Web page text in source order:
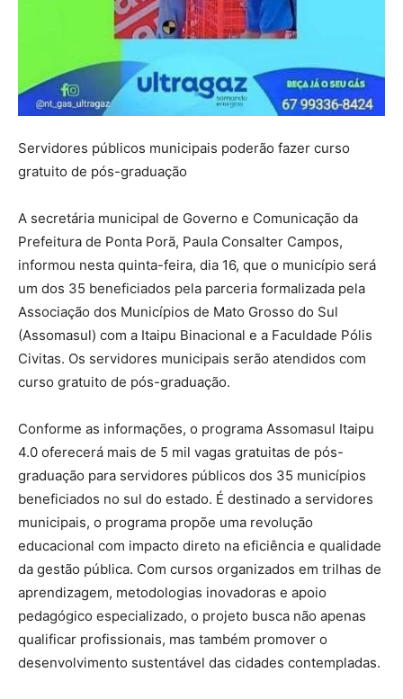
Servidores públicos municipais poderão fazer curso
gratuito de pós-graduação
A secretária municipal de Governo e Comunicação da
Prefeitura de Ponta Porã, Paula Consalter Campos,
informou nesta quinta-feira, dia 16, que o município será
um dos 35 beneficiados pela parceria formalizada pela
Associação dos Municípios de Mato Grosso do Sul
(Assomasul) com a Itaipu Binacional e a Faculdade Pólis
Civitas. Os servidores municipais serão atendidos com
curso gratuito de pós-graduação.
Conforme as informações, o programa Assomasul Itaipu
4.0 oferecerá mais de 5 mil vagas gratuitas de pós-
graduação para servidores públicos dos 35 municípios
beneficiados no sul do estado. É destinado a servidores
municipais, o programa propõe uma revolução
educacional com impacto direto na eficiência e qualidade
da gestão pública. Com cursos organizados em trilhas de
aprendizagem, metodologias inovadoras e apoio
pedagógico especializado, o projeto busca não apenas
qualificar profissionais, mas também promover o
desenvolvimento sustentável das cidades contempladas.